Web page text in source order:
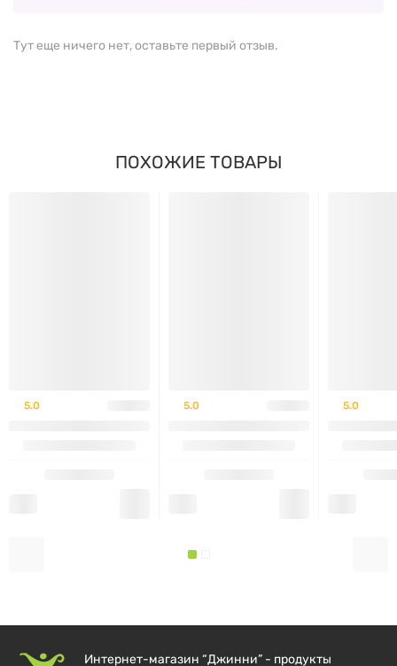
Кальций (как двухосновный фосфат кальция и
арабиногалактанов, обеспечивающий 1,7 г
ПРЕИМУЩЕСТВА ПРОДУКТА:
Тут еще ничего нет, оставьте первый отзыв.
ПОХОЖИЕ ТОВАРЫ
5.0 5.0 5.0
Интернет-магазин “Джинни” - продукты